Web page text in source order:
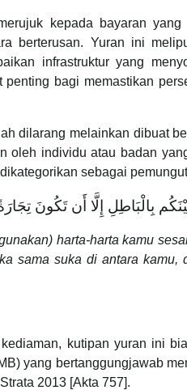
kepada bayaran
berterusan. Yuran ini
infrastruktur yang
bagi memastikan
dilarang melainkan dibuat
individu atau badan
sebagai
بَيْنَكُم بِالْبَاطِلِ إِلَّا أَن
harta-harta kamu
sama suka di antara kamu,
kutipan yuran ini
yang bertanggungjawab
2013 [Akta 757].